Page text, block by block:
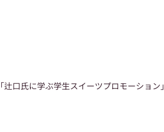
口氏に学ぶ学生スイーツプロモーション」